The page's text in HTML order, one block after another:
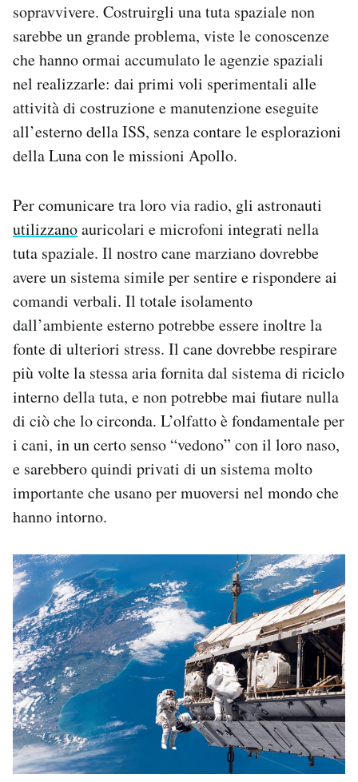
sopravvivere. Costruirgli una tuta spaziale non
sarebbe un grande problema, viste le conoscenze
che hanno ormai accumulato le agenzie spaziali
nel realizzarle: dai primi voli sperimentali alle
attività di costruzione e manutenzione eseguite
all’esterno della ISS, senza contare le esplorazioni
della Luna con le missioni Apollo.
Per comunicare tra loro via radio, gli astronauti
utilizzanoauricolari e microfoni integrati nella
tuta spaziale. Il nostro cane marziano dovrebbe
avere un sistema simile per sentire e rispondere ai
comandi verbali. Il totale isolamento
dall’ambiente esterno potrebbe essere inoltre la
fonte di ulteriori stress. Il cane dovrebbe respirare
più volte la stessa aria fornita dal sistema di riciclo
interno della tuta, e non potrebbe mai fiutare nulla
di ciò che lo circonda. L’olfatto è fondamentale per
i cani, in un certo senso “vedono” con il loro naso,
e sarebbero quindi privati di un sistema molto
importante che usano per muoversi nel mondo che
hanno intorno.